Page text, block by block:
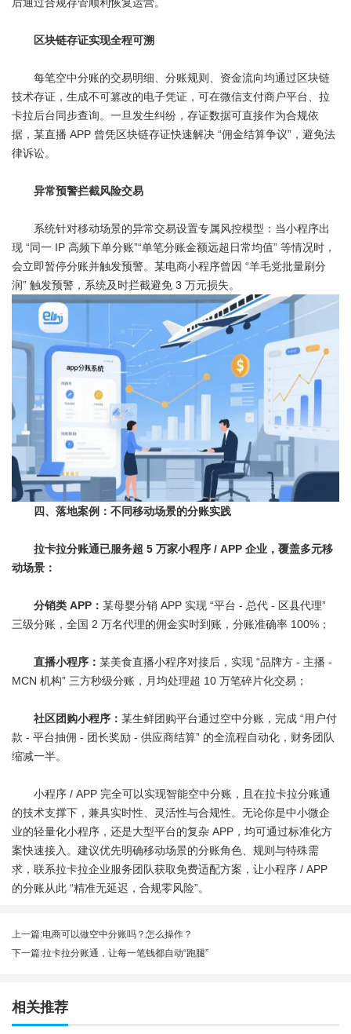
区块链存证实现全程可溯
每笔空中分账的交易明细、分账规则、资金流向均通过区块链
技术存证，生成不可篡改的电子凭证，可在微信支付商户平台、拉
卡拉后台同步查询。一旦发生纠纷，存证数据可直接作为合规依
据，某直播 APP 曾凭区块链存证快速解决 “佣金结算争议”，避免法
律诉讼。
异常预警拦截风险交易
系统针对移动场景的异常交易设置专属风控模型：当小程序出
现 “同一 IP 高频下单分账”“单笔分账金额远超日常均值” 等情况时，
会立即暂停分账并触发预警。某电商小程序曾因 “羊毛党批量刷分
润” 触发预警，系统及时拦截避免 3 万元损失。
四、落地案例：不同移动场景的分账实践
拉卡拉分账通已服务超 5 万家小程序 / APP 企业，覆盖多元移
动场景：
分销类 APP： 某母婴分销 APP 实现 “平台 - 总代 - 区县代理”
三级分账，全国 2 万名代理的佣金实时到账，分账准确率 100%；
直播小程序： 某美食直播小程序对接后，实现 “品牌方 - 主播 -
MCN 机构” 三方秒级分账，月均处理超 10 万笔碎片化交易；
社区团购小程序： 某生鲜团购平台通过空中分账，完成 “用户付
款 - 平台抽佣 - 团长奖励 - 供应商结算” 的全流程自动化，财务团队
缩减一半。
小程序 / APP 完全可以实现智能空中分账，且在拉卡拉分账通
的技术支撑下，兼具实时性、灵活性与合规性。无论你是中小微企
业的轻量化小程序，还是大型平台的复杂 APP，均可通过标准化方
案快速接入。建议优先明确移动场景的分账角色、规则与特殊需
求，联系拉卡拉企业服务团队获取免费适配方案，让小程序 / APP
的分账从此 “精准无延迟，合规零风险”。
上一篇:电商可以做空中分账吗？怎么操作？
下一篇:拉卡拉分账通，让每一笔钱都自动“跑腿”
相关推荐